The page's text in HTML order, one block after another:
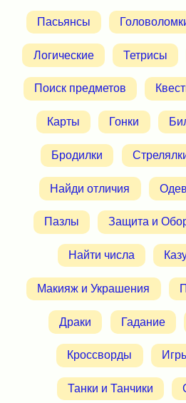
Пасьянсы
Логические Тетрисы
Поиск предметов
Карты Гонки
Бродилки
Найди отличия
Пазлы Защита и
Найти числа
Макияж и Украшения
Драки Гадание
Кроссворды
Танки и Танчики